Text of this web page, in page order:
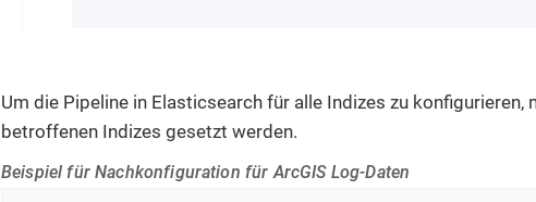
Um die Pipeline in Elasticsearch für alle Indizes zu konfigurieren,
betroffenen Indizes gesetzt werden.
Beispiel für Nachkonfiguration für ArcGIS Log-Daten